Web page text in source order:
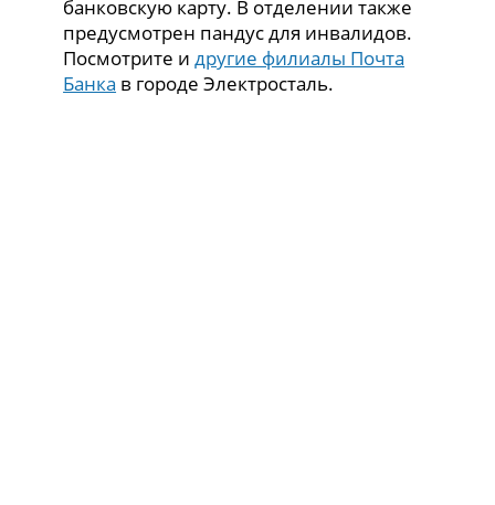
банковскую карту. В отделении также
предусмотрен пандус для инвалидов.
Посмотрите идругие филиалы Почта
Банка в городе Электросталь.